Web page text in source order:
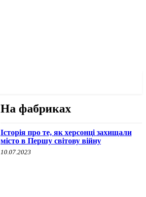
На фабриках
Історія про те, як херсонці захищали
місто в Першу світову війну
10.07.2023